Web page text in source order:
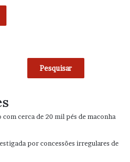
Pesquisar
cerca de 20 mil pés de maconha
por concessões irregulares de